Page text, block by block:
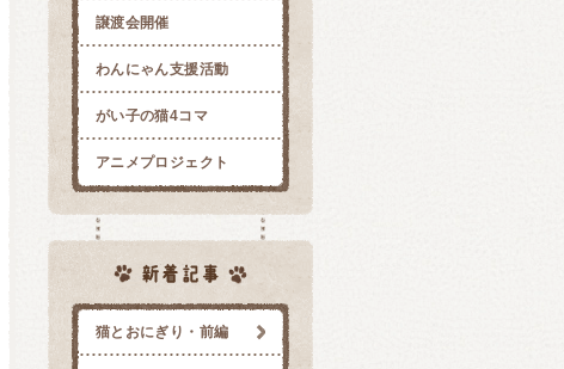
譲渡会開催
わんにゃん支援活動
がい子の猫4コマ
アニメプロジェクト
猫とおにぎり・前編